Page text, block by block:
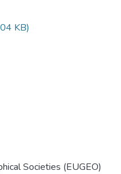
KB)
Societies (EUGEO)